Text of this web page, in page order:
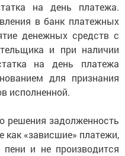
на день платежа.
в банк платежных
денежных средств с
и при наличии
на день платежа
для признания
исполненной.
решения задолженность
как «зависшие» платежи,
и не производится